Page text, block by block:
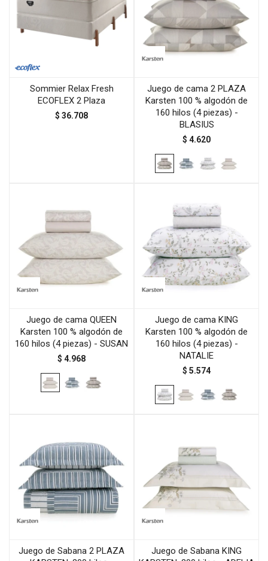
Sommier Relax Fresh
ECOFLEX 2 Plaza
$ 36.708
Juego de cama 2 PLAZA
Karsten 100 % algodón de
160 hilos (4 piezas) -
BLASIUS
$ 4.620
Juego de cama QUEEN
Karsten 100 % algodón de
160 hilos (4 piezas) - SUSAN
$ 4.968
Juego de cama KING
Karsten 100 % algodón de
160 hilos (4 piezas) -
NATALIE
$ 5.574
Juego de Sabana 2 PLAZA
Juego de Sabana KING